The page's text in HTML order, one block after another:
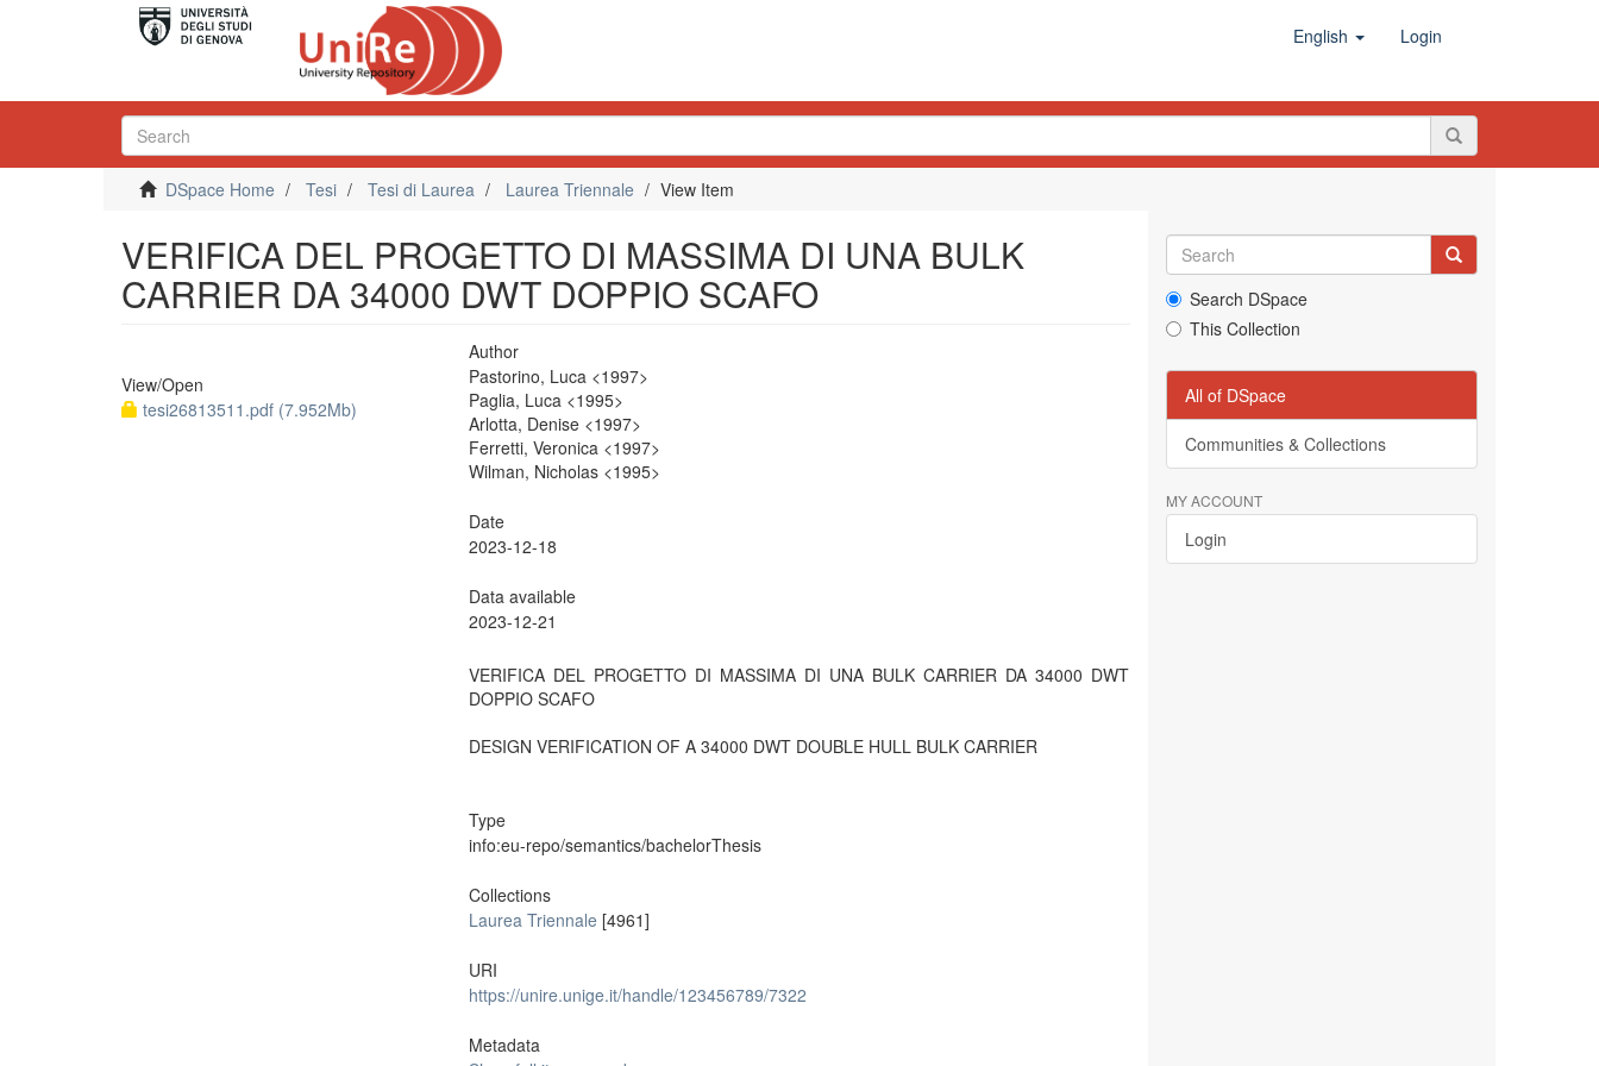
English Login
DSpace Home Tesi Tesi di Laurea Laurea Triennale View Item
VERIFICA DEL PROGETTO DI MASSIMA DI UNA BULK
CARRIER DA 34000 DWT DOPPIO SCAFO
View/Open
tesi26813511.pdf (7.952Mb)
Author
Pastorino, Luca <1997>
Paglia, Luca <1995>
Arlotta, Denise <1997>
Ferretti, Veronica <1997>
Wilman, Nicholas <1995>
Date
2023-12-18
Data available
2023-12-21
VERIFICA DEL PROGETTO DI MASSIMA DI UNA BULK CARRIER DA 34000 DWT
DOPPIO SCAFO
DESIGN VERIFICATION OF A 34000 DWT DOUBLE HULL BULK CARRIER
Type
info:eu-repo/semantics/bachelorThesis
Collections
Laurea Triennale [4961]
URI
https://unire.unige.it/handle/123456789/7322
Metadata
Search DSpace
This Collection
All of DSpace
Communities & Collections
MY ACCOUNT
Login